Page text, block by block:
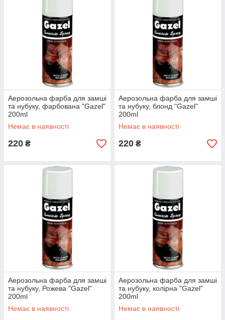
Аерозольна фарба для замші
та нубуку, фарбована "Gazel"
200ml
Немає в наявності
220 ₴
Аерозольна фарба для замші
та нубуку, блонд "Gazel"
200ml
Немає в наявності
220 ₴
Аерозольна фарба для замші
та нубуку, Рожева "Gazel"
200ml
Немає в наявності
Аерозольна фарба для замші
та нубуку, колірна "Gazel"
200ml
Немає в наявності